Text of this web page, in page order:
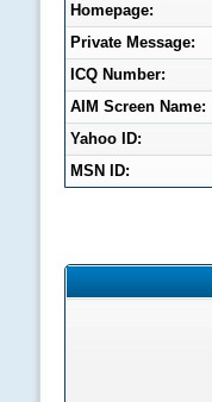
Homepage:
Private Message:
ICQ Number:
AIM Screen Name:
Yahoo ID:
MSN ID: